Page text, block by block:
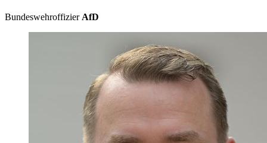
Bundeswehroffizier AfD